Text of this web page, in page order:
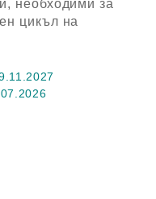
необходими за
цикъл на